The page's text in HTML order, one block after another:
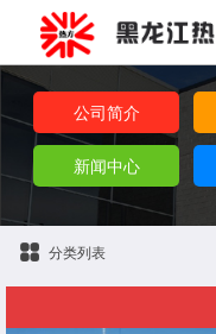
公司简介
新闻中心
分类列表